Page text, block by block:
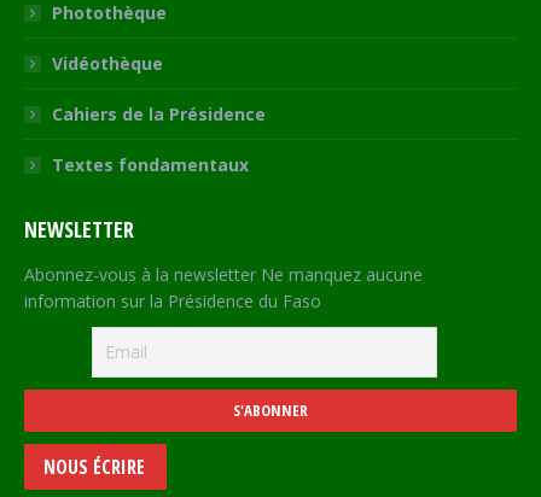
Photothèque
Vidéothèque
Cahiers de la Présidence
Textes fondamentaux
NEWSLETTER
Abonnez-vous à la newsletter Ne manquez aucune
information sur la Présidence du Faso
NOUS ÉCRIRE